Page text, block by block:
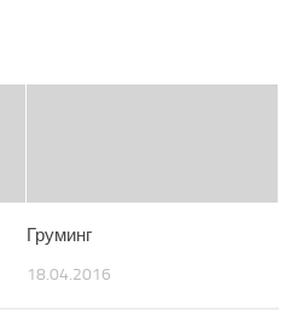
Груминг
18.04.2016